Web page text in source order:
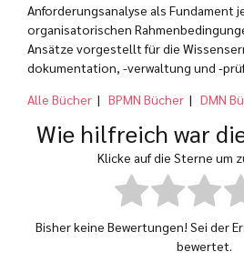
Anforderungsanalyse als Fundament
organisatorischen
Ansätze vorgestellt für die
dokumentation, -verwaltung und -
Alle Bücher | BPMN Bücher | DMN
Wie hilfreich war
Klicke auf die Sterne um
Bisher keine Bewertungen! Sei der
bewertet.